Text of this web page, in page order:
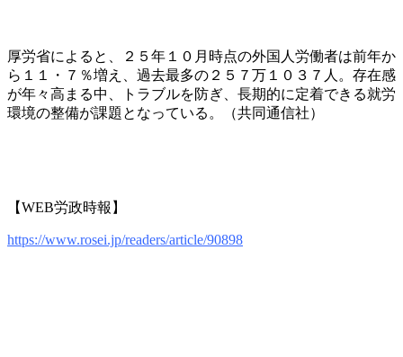
厚労省によると、２５年１０月時点の外国人労働者は前年か
ら１１・７％増え、過去最多の２５７万１０３７人。存在感
が年々高まる中、トラブルを防ぎ、長期的に定着できる就労
環境の整備が課題となっている。（共同通信社）
【WEB労政時報】
https://www.rosei.jp/readers/article/90898